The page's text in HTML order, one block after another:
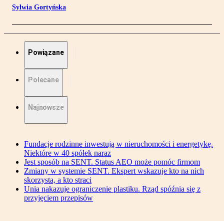
Sylwia Gortyńska
Powiązane
Polecane
Najnowsze
Fundacje rodzinne inwestują w nieruchomości i energetykę.
Niektóre w 40 spółek naraz
Jest sposób na SENT. Status AEO może pomóc firmom
Zmiany w systemie SENT. Ekspert wskazuje kto na nich
skorzysta, a kto straci
Unia nakazuje ograniczenie plastiku. Rząd spóźnia się z
przyjęciem przepisów